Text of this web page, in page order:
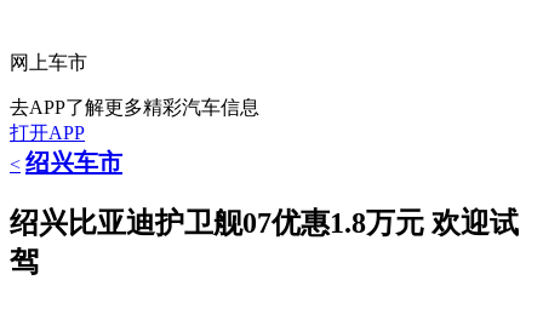
网上车市
去APP了解更多精彩汽车信息
打开APP
< 绍兴车市
绍兴比亚迪护卫舰07优惠1.8万元 欢迎试
驾